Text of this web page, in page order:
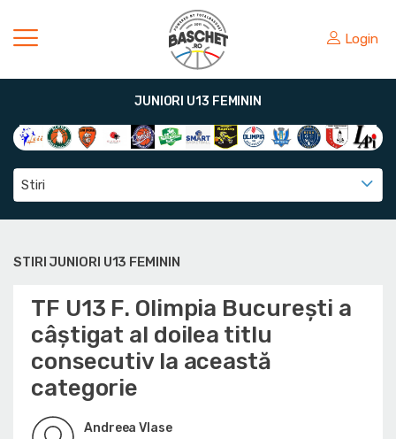
Login
JUNIORI U13 FEMININ
Stiri
STIRI JUNIORI U13 FEMININ
TF U13 F. Olimpia București a
câștigat al doilea titlu
consecutiv la această
categorie
Andreea Vlase